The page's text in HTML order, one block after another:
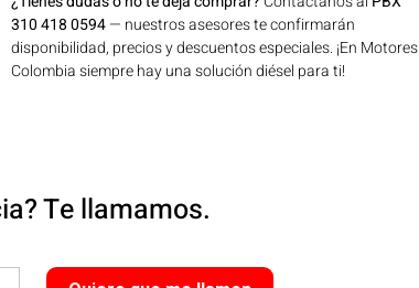
310 418 0594— nuestros asesores te confirmarán
disponibilidad, precios y descuentos especiales. ¡En Motores
Colombia siempre hay una solución diésel para ti!
Te llamamos.